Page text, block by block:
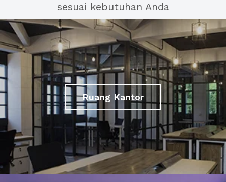
sesuai kebutuhan Anda
Ruang Kantor